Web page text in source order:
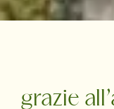
grazie